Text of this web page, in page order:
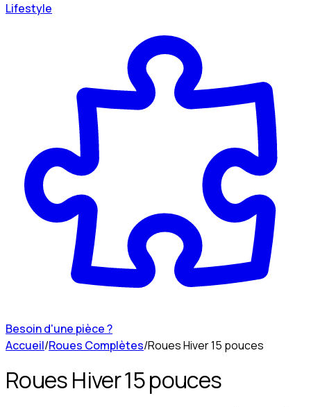
Lifestyle
Besoin d'une pièce ?
Accueil/Roues Complètes/Roues Hiver 15 pouces
Roues Hiver 15 pouces